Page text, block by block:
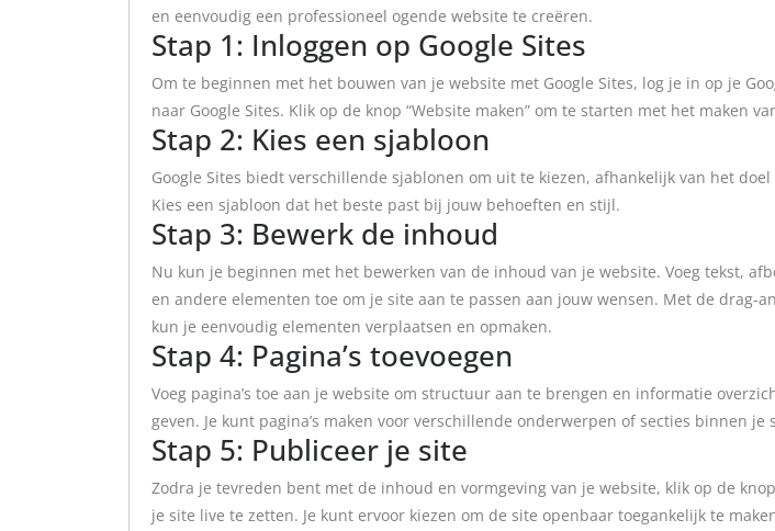
en eenvoudig een professioneel ogende website te creëren.
Stap 1: Inloggen op Google Sites
Om te beginnen met het bouwen van je website met Google Sites, log je in op je
naar Google Sites. Klik op de knop “Website maken” om te starten met het maken
Stap 2: Kies een sjabloon
Google Sites biedt verschillende sjablonen om uit te kiezen, afhankelijk van het
Kies een sjabloon dat het beste past bij jouw behoeften en stijl.
Stap 3: Bewerk de inhoud
Nu kun je beginnen met het bewerken van de inhoud van je website. Voeg tekst,
en andere elementen toe om je site aan te passen aan jouw wensen. Met de drag-
kun je eenvoudig elementen verplaatsen en opmaken.
Stap 4: Pagina’s toevoegen
Voeg pagina’s toe aan je website om structuur aan te brengen en informatie
geven. Je kunt pagina’s maken voor verschillende onderwerpen of secties binnen je
Stap 5: Publiceer je site
Zodra je tevreden bent met de inhoud en vormgeving van je website, klik op de knop
je site live te zetten. Je kunt ervoor kiezen om de site openbaar toegankelijk te